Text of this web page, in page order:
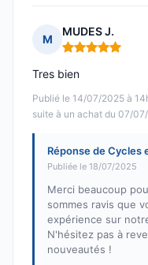
M
MUDES J.
Note : 5 sur 5
Publié le 14/07/2025 à
suite à un achat du 07/
Tres bien
Réponse de Cycles
Publiée le 18/07/2025
Merci beaucoup
sommes ravis que
expérience sur
N'hésitez pas à
nouveautés !